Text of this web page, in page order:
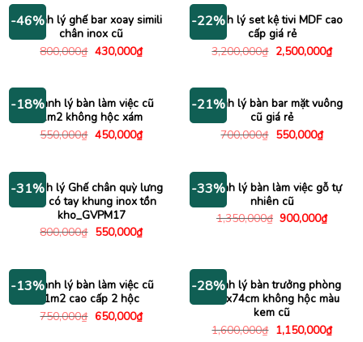
195,000₫.
-46%
Thanh lý ghế bar xoay simili
chân inox cũ
800,000₫ Giá
430,000₫Giá
hiện
430,000₫.
-22%
Thanh lý set kệ tivi MDF cao
cấp giá rẻ
3,200,000₫ Giá
gốc
2,500,000₫Giá
hiện
-18%Thanh lý bàn làm việc cũ
1m2 không hộc xám
550,000₫ Giá
450,000₫Giá
hiện
450,000₫.
-21%
Thanh lý bàn bar mặt vuông
cũ giá rẻ
700,000₫ Giá
550,000₫Giá
hiện
-31%
Thanh lý Ghế chân quỳ lưng
lưới có tay khung inox tồn
kho_GVPM17
800,000₫ Giá
550,000₫Giá
hiện
550,000₫.
-33%
Thanh lý bàn làm việc gỗ tự
nhiên cũ
1,350,000₫ Giá
900,000₫Giá
hiện
-13%Thanh lý bàn làm việc cũ
1m2 cao cấp 2 hộc
750,000₫ Giá
650,000₫Giá
hiện
-28%
Thanh lý bàn trưởng phòng
1m6x74cm không hộc màu
kem cũ
1,600,000₫ Giá
1,150,000₫Giá